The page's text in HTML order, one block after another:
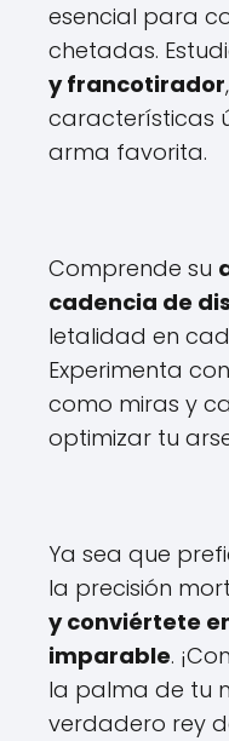
esencial para
chetadas.
y francotirador
características
arma favorita.
Comprende su
cadencia de
letalidad en
Experimenta
como miras y
optimizar tu
Ya sea que
la precisión
y conviértete
imparable.
la palma de tu
verdadero rey